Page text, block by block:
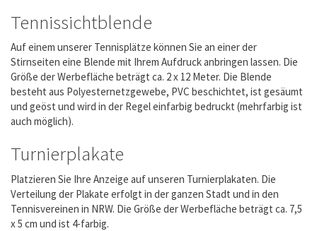
Tennissichtblende
Auf einem unserer Tennisplätze können Sie an einer der
Stirnseiten eine Blende mit Ihrem Aufdruck anbringen lassen. Die
Größe der Werbefläche beträgt ca. 2 x 12 Meter. Die Blende
besteht aus Polyesternetzgewebe, PVC beschichtet, ist gesäumt
und geöst und wird in der Regel einfarbig bedruckt (mehrfarbig ist
auch möglich).
Turnierplakate
Platzieren Sie Ihre Anzeige auf unseren Turnierplakaten. Die
Verteilung der Plakate erfolgt in der ganzen Stadt und in den
Tennisvereinen in NRW. Die Größe der Werbefläche beträgt ca. 7,5
x 5 cm und ist 4-farbig.